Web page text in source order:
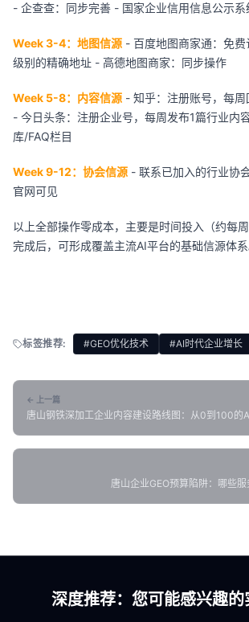
- 企查查：同步完善 - 国家企业信用信息公示系
Week 3-4：地图信源 - 百度地图商家通：免
级别的精确地址 - 高德地图商家：同步操作
Week 5-8：内容信源 - 知乎：注册账号，每
- 今日头条：注册企业号，每周发布1篇行业内
库/FAQ栏目
Week 9-12：协会信源 - 联系已加入的行业协
官网可见
以上全部操作零成本，主要是时间投入（约每
完成后，可形成覆盖主流AI平台的基础信源体系
标签推荐: #GEO优化技术 #AI时代企业增长
← 上一篇
唐山钢铁深加工企业内容建设路线图：从0到100的
唐山企业GEO预算陷阱：哪些
深度推荐：您可能感兴趣的